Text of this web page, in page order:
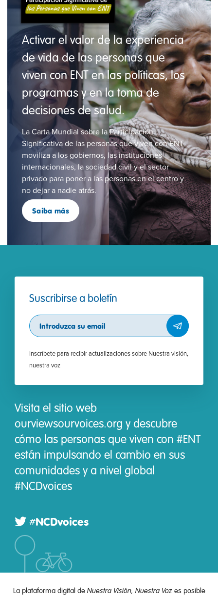
Activar el valor de la experiencia
de vida de las personas que
viven con ENT en las políticas, los
programas y en la toma de
decisiones de salud.
La Carta Mundial sobre la Participación
Significativa de las personas que viven con ENT
moviliza a los gobiernos, las instituciones
internacionales, la sociedad civil y el sector
privado para poner a las personas en el centro y
no dejar a nadie atrás.
Saiba más
Suscribirse a boletín
Subscribe
Inscríbete para recibir actualizaciones sobre Nuestra visión,
nuestra voz
Visita el sitio web
ourviewsourvoices.org y descubre
cómo las personas que viven con #ENT
están impulsando el cambio en sus
comunidades y a nivel global
#NCDvoices
#NCDvoices
La plataforma digital de Nuestra Visión, Nuestra Vozes posible